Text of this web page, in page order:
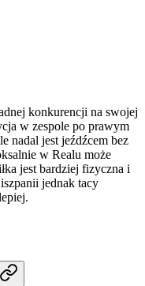
konkurencji na swojej
w zespole po prawym
nadal jest jeźdźcem bez
w Realu może
jest bardziej fizyczna i
jednak tacy